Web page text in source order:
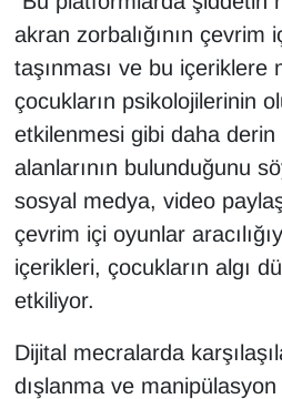
akran zorbalığının çevrim
taşınması ve bu içeriklere
çocukların psikolojilerinin
etkilenmesi gibi daha derin
alanlarının bulunduğunu
sosyal medya, video
çevrim içi oyunlar
içerikleri, çocukların algı
etkiliyor.
Dijital mecralarda
dışlanma ve